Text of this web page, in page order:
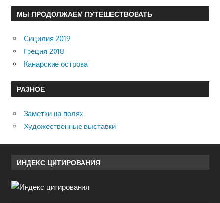
МЫ ПРОДОЛЖАЕМ ПУТЕШЕСТВОВАТЬ
Сицилия 2019
Греция 2018
Канарские острова
РАЗНОЕ
Заметки на полях
Художественные выставки
ИНДЕКС ЦИТИРОВАНИЯ